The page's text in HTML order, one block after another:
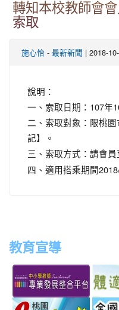
轉知本校教師會
索取
施心怡 - 最新新聞 | 2018-
說明：
一、索取日期：107年
二、索取對象：限桃
記】。
三、索取方式：請會
四、適用搭乘期間
教育宣導
to
http://
to
link